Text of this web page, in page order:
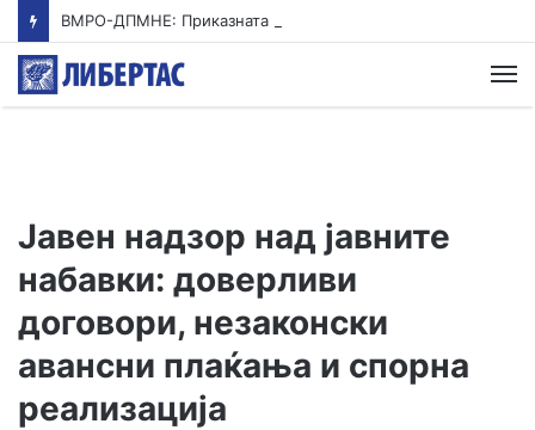
Јавен надзор над јавните
набавки: доверливи
договори, незаконски
авансни плаќања и спорна
реализација